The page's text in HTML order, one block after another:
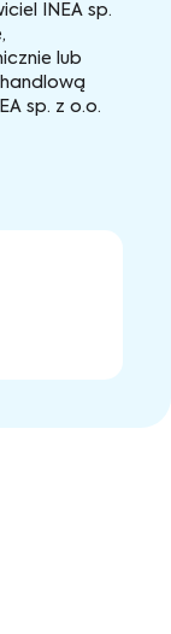
INEA sp.
lub
sp. z o.o.